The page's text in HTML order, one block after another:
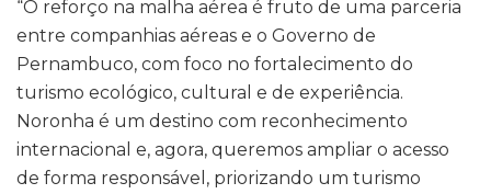
“O reforço na malha aérea é fruto de uma parceria
entre companhias aéreas e o Governo de
Pernambuco, com foco no fortalecimento do
turismo ecológico, cultural e de experiência.
Noronha é um destino com reconhecimento
internacional e, agora, queremos ampliar o acesso
de forma responsável, priorizando um turismo